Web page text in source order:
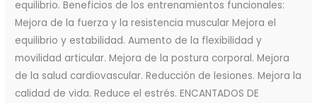
equilibrio. Beneficios de los entrenamientos funcionales:
Mejora de la fuerza y la resistencia muscular Mejora el
equilibrio y estabilidad. Aumento de la flexibilidad y
movilidad articular. Mejora de la postura corporal. Mejora
de la salud cardiovascular. Reducción de lesiones. Mejora la
calidad de vida. Reduce el estrés. ENCANTADOS DE